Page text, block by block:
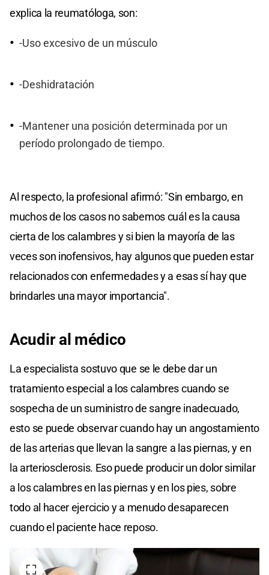
explica la reumatóloga, son:
-Uso excesivo de un músculo
-Deshidratación
-Mantener una posición determinada por un
período prolongado de tiempo.
Al respecto, la profesional afirmó: "Sin embargo, en
muchos de los casos no sabemos cuál es la causa
cierta de los calambres y si bien la mayoría de las
veces son inofensivos, hay algunos que pueden estar
relacionados con enfermedades y a esas sí hay que
brindarles una mayor importancia".
Acudir al médico
La especialista sostuvo que se le debe dar un
tratamiento especial a los calambres cuando se
sospecha de un suministro de sangre inadecuado,
esto se puede observar cuando hay un angostamiento
de las arterias que llevan la sangre a las piernas, y en
la arteriosclerosis. Eso puede producir un dolor similar
a los calambres en las piernas y en los pies, sobre
todo al hacer ejercicio y a menudo desaparecen
cuando el paciente hace reposo.